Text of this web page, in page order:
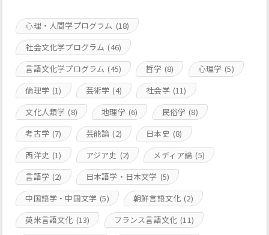
心理・人間学プログラム (18)
社会文化学プログラム (46)
言語文化学プログラム (45) 哲学 (8) 心理学 (5)
倫理学 (1) 芸術学 (4) 社会学 (11)
文化人類学 (8) 地理学 (6) 民俗学 (8)
考古学 (7) 芸能論 (2) 日本史 (8)
西洋史 (1) アジア史 (2) メディア論 (5)
言語学 (2) 日本語学・日本文学 (5)
中国語学・中国文学 (5) 朝鮮言語文化 (2)
英米言語文化 (13) フランス言語文化 (11)